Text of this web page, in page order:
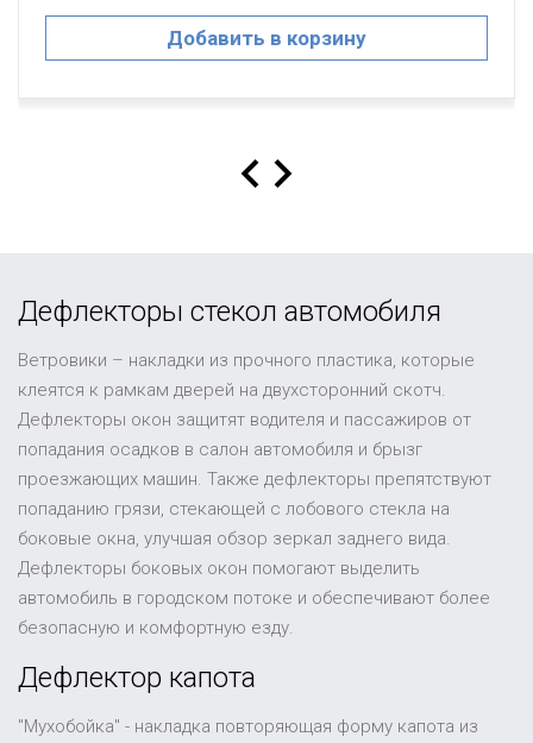
Добавить в корзину
Дефлекторы стекол автомобиля
Ветровики – накладки из прочного пластика, которые
клеятся к рамкам дверей на двухсторонний скотч.
Дефлекторы окон защитят водителя и пассажиров от
попадания осадков в салон автомобиля и брызг
проезжающих машин. Также дефлекторы препятствуют
попаданию грязи, стекающей с лобового стекла на
боковые окна, улучшая обзор зеркал заднего вида.
Дефлекторы боковых окон помогают выделить
автомобиль в городском потоке и обеспечивают более
безопасную и комфортную езду.
Дефлектор капота
"Мухобойка" - накладка повторяющая форму капота из